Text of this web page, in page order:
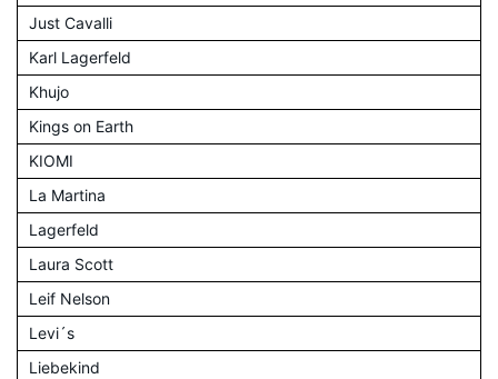
Just Cavalli
Karl Lagerfeld
Khujo
Kings on Earth
KIOMI
La Martina
Lagerfeld
Laura Scott
Leif Nelson
Levi´s
Liebekind